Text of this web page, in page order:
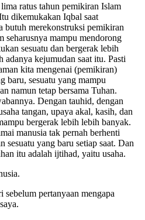
ratus tahun pemikiran Islam
dikemukakan Iqbal saat
butuh merekonstruksi pemikiran
seharusnya mampu mendorong
sesuatu dan bergerak lebih
adanya kejumudan saat itu. Pasti
kita mengenai (pemikiran)
baru, sesuatu yang mampu
namun tetap bersama Tuhan.
Dengan tauhid, dengan
tangan, upaya akal, kasih, dan
bergerak lebih lebih banyak.
manusia tak pernah berhenti
sesuatu yang baru setiap saat. Dan
itu adalah ijtihad, yaitu usaha.
pertanyaan mengapa